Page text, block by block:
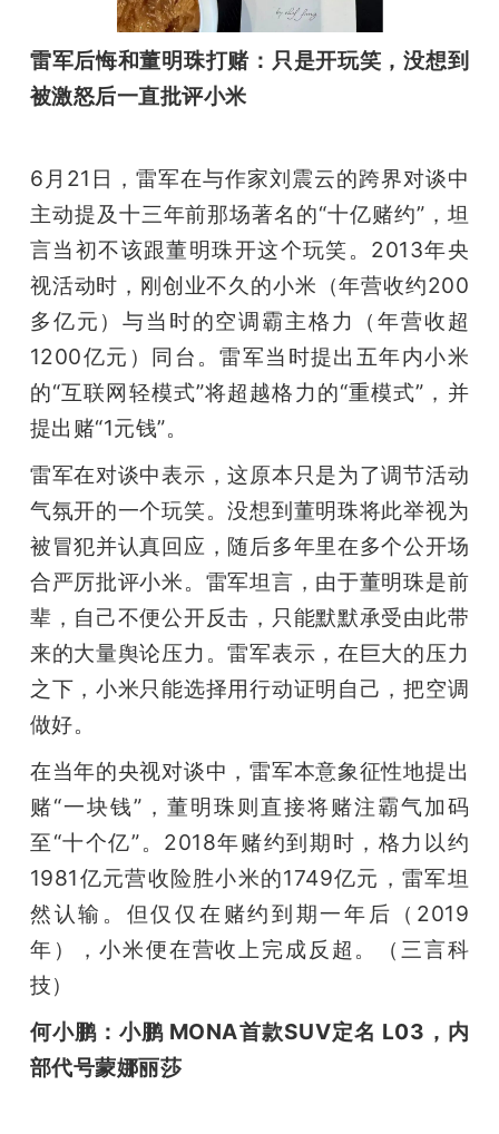
雷军后悔和董明珠打赌：只是开玩笑，没想到
被激怒后一直批评小米
6月21日，雷军在与作家刘震云的跨界对谈中
主动提及十三年前那场著名的“十亿赌约”，坦
言当初不该跟董明珠开这个玩笑。2013年央
视活动时，刚创业不久的小米（年营收约200
多亿元）与当时的空调霸主格力（年营收超
1200亿元）同台。雷军当时提出五年内小米
的“互联网轻模式”将超越格力的“重模式”，并
提出赌“1元钱”。
雷军在对谈中表示，这原本只是为了调节活动
气氛开的一个玩笑。没想到董明珠将此举视为
被冒犯并认真回应，随后多年里在多个公开场
合严厉批评小米。雷军坦言，由于董明珠是前
辈，自己不便公开反击，只能默默承受由此带
来的大量舆论压力。雷军表示，在巨大的压力
之下，小米只能选择用行动证明自己，把空调
做好。
在当年的央视对谈中，雷军本意象征性地提出
赌“一块钱”，董明珠则直接将赌注霸气加码
至“十个亿”。2018年赌约到期时，格力以约
1981亿元营收险胜小米的1749亿元，雷军坦
然认输。但仅仅在赌约到期一年后（2019
年），小米便在营收上完成反超。（三言科
技）
何小鹏：小鹏 MONA首款SUV定名 L03，内
部代号蒙娜丽莎